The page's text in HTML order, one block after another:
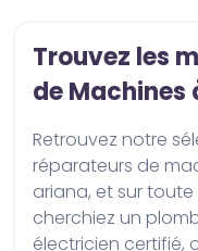
Trouvez les
de Machines
Retrouvez notre sélection des meilleurs
réparateurs de
ariana, et sur toute
cherchiez un
électricien certifié,